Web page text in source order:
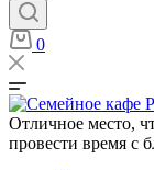
0
Отличное место,
провести время с